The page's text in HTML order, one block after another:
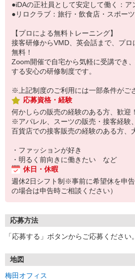
●iDAの正社員として安定して働く：ア
●リロクラブ：旅行・飲食店・スポー
【プロによる無料トレーニング】
接客研修からVMD、英会話まで、プ
無料！
Zoom開催で自宅から気軽に受講でき
する安心の研修制度です。
※上記制度のご利用には一部条件がご
応募資格・経験
何かしらの販売の経験のある方、歓迎！
※アパレル、スーツの販売・接客経験
百貨店での接客販売の経験のある方
・ファッションが好き
・明るく前向きに働きたい など
休日・休暇
週休2日シフト制※事前に希望休を申
の場合は申告時ご相談ください）
応募方法
「応募する」ボタンからご応募ください
地図
梅田オフィス